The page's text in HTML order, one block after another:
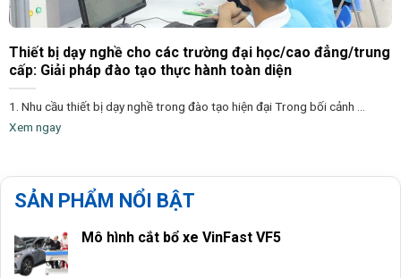
Thiết bị dạy nghề cho các trường đại học/cao đẳng/trung
cấp: Giải pháp đào tạo thực hành toàn diện
1. Nhu cầu thiết bị dạy nghề trong đào tạo hiện đại Trong bối cảnh ...
Xem ngay
SẢN PHẨM NỔI BẬT
Mô hình cắt bổ xe VinFast VF5